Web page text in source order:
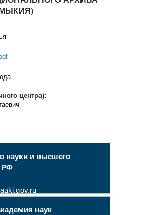
центра):
науки и высшего
РФ
наук